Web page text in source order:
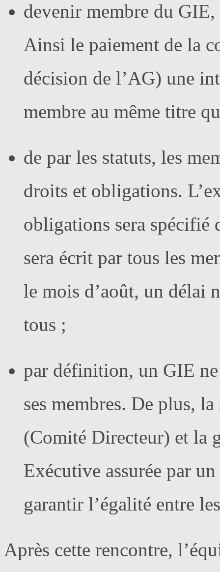
devenir membre du
Ainsi le paiement de la
décision de l’AG) une
membre au même titre
de par les statuts, les
droits et obligations.
obligations sera spécifié
sera écrit par tous les
le mois d’août, un délai
tous ;
par définition, un GIE
ses membres. De plus,
(Comité Directeur) et la
Exécutive assurée par
garantir l’égalité entre
Après cette rencontre,